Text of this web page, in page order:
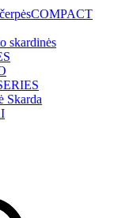
COMPACT
skardinės
Skarda